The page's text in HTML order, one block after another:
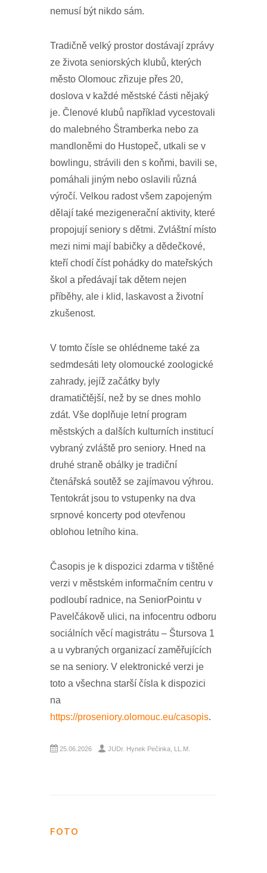
nemusí být nikdo sám.
Tradičně velký prostor dostávají zprávy
ze života seniorských klubů, kterých
město Olomouc zřizuje přes 20,
doslova v každé městské části nějaký
je. Členové klubů například vycestovali
do malebného Štramberka nebo za
mandloněmi do Hustopeč, utkali se v
bowlingu, strávili den s koňmi, bavili se,
pomáhali jiným nebo oslavili různá
výročí. Velkou radost všem zapojeným
dělají také mezigenerační aktivity, které
propojují seniory s dětmi. Zvláštní místo
mezi nimi mají babičky a dědečkové,
kteří chodí číst pohádky do mateřských
škol a předávají tak dětem nejen
příběhy, ale i klid, laskavost a životní
zkušenost.
V tomto čísle se ohlédneme také za
sedmdesáti lety olomoucké zoologické
zahrady, jejíž začátky byly
dramatičtější, než by se dnes mohlo
zdát. Vše doplňuje letní program
městských a dalších kulturních institucí
vybraný zvláště pro seniory. Hned na
druhé straně obálky je tradiční
čtenářská soutěž se zajímavou výhrou.
Tentokrát jsou to vstupenky na dva
srpnové koncerty pod otevřenou
oblohou letního kina.
Časopis je k dispozici zdarma v tištěné
verzi v městském informačním centru v
podloubí radnice, na SeniorPointu v
Pavelčákově ulici, na infocentru odboru
sociálních věcí magistrátu – Štursova 1
a u vybraných organizací zaměřujících
se na seniory. V elektronické verzi je
toto a všechna starší čísla k dispozici
na
https://proseniory.olomouc.eu/casopis.
25.06.2026 JUDr. Hynek Pečinka, LL.M.
FOTO